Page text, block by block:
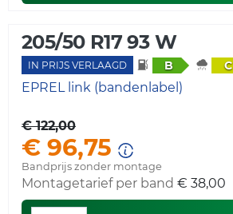
205/50 R17 93 W
IN PRIJS VERLAAGD B C
EPREL link (bandenlabel)
€ 122,00
€ 96,75
Bandprijs zonder montage
Montagetarief per band € 38,00